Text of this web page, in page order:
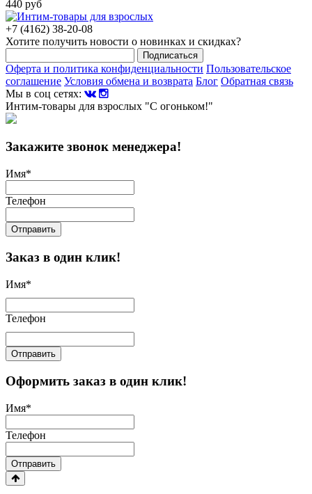
440 руб
+7 (4162) 38-20-08
Хотите получить новости о новинках и скидках?
Подписаться
Оферта и политика конфиденциальности Пользовательское
соглашение Условия обмена и возврата Блог Обратная связь
Мы в соц сетях:
Интим-товары для взрослых "С огоньком!"
Закажите звонок менеджера!
Имя*
Телефон
Отправить
Заказ в один клик!
Имя*
Телефон
Отправить
Оформить заказ в один клик!
Имя*
Телефон
Отправить